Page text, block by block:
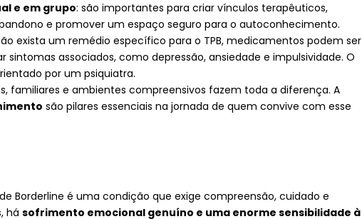
e em grupo: são importantes para criar vínculos terapêuticos,
e promover um espaço seguro para o autoconhecimento.
exista um remédio específico para o TPB, medicamentos podem ser
sintomas associados, como depressão, ansiedade e impulsividade. O
por um psiquiatra.
familiares e ambientes compreensivos fazem toda a diferença. A
são pilares essenciais na jornada de quem convive com esse
Borderline é uma condição que exige compreensão, cuidado e
há sofrimento emocional genuíno e uma enorme sensibilidade à